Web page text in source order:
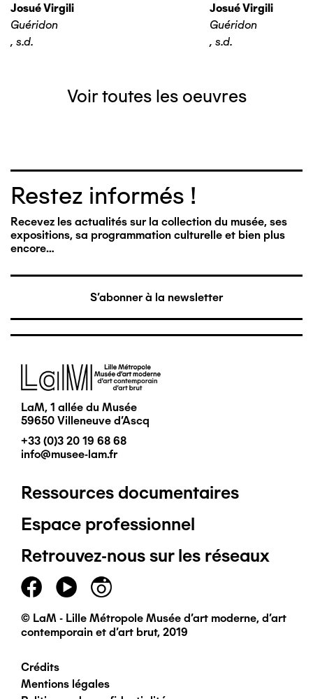
Josué Virgili
Guéridon
, s.d.
Josué Virgili
Guéridon
, s.d.
Voir toutes les oeuvres
Restez informés !
Recevez les actualités sur la collection du musée, ses
expositions, sa programmation culturelle et bien plus
encore…
S'abonner à la newsletter
Image
LaM, 1 allée du Musée
59650 Villeneuve d'Ascq
+33 (0)3 20 19 68 68
info@musee-lam.fr
Pied
de
page
principal
Ressources documentaires
Espace professionnel
Retrouvez-nous sur les réseaux
© LaM - Lille Métropole Musée d'art moderne, d'art
contemporain et d'art brut, 2019
Pied
Crédits
Mentions légales